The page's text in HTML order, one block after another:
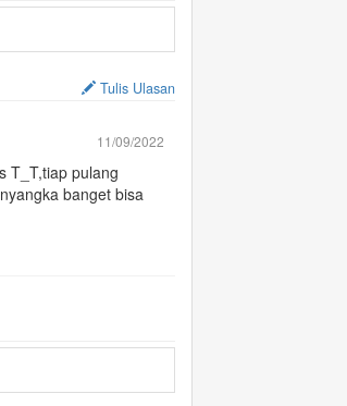
Tulis Ulasan
11/09/2022
T_T,tiap pulang
banget bisa